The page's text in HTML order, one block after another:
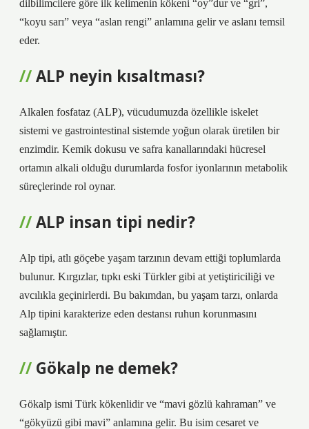
dilbilimcilere göre ilk kelimenin kökeni “oy”dur ve “gri”,
“koyu sarı” veya “aslan rengi” anlamına gelir ve aslanı temsil
eder.
ALP neyin kısaltması?
Alkalen fosfataz (ALP), vücudumuzda özellikle iskelet
sistemi ve gastrointestinal sistemde yoğun olarak üretilen bir
enzimdir. Kemik dokusu ve safra kanallarındaki hücresel
ortamın alkali olduğu durumlarda fosfor iyonlarının metabolik
süreçlerinde rol oynar.
ALP insan tipi nedir?
Alp tipi, atlı göçebe yaşam tarzının devam ettiği toplumlarda
bulunur. Kırgızlar, tıpkı eski Türkler gibi at yetiştiriciliği ve
avcılıkla geçinirlerdi. Bu bakımdan, bu yaşam tarzı, onlarda
Alp tipini karakterize eden destansı ruhun korunmasını
sağlamıştır.
Gökalp ne demek?
Gökalp ismi Türk kökenlidir ve “mavi gözlü kahraman” ve
“gökyüzü gibi mavi” anlamına gelir. Bu isim cesaret ve